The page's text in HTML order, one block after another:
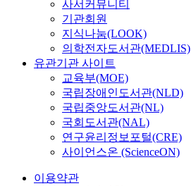
사서커뮤니티
기관회원
지식나눔(LOOK)
의학전자도서관(MEDLIS)
유관기관 사이트
교육부(MOE)
국립장애인도서관(NLD)
국립중앙도서관(NL)
국회도서관(NAL)
연구윤리정보포털(CRE)
사이언스온 (ScienceON)
이용약관